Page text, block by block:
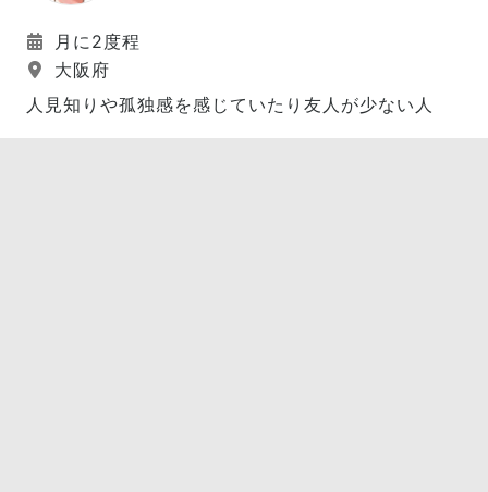
月に2度程
大阪府
人見知りや孤独感を感じていたり友人が少ない人